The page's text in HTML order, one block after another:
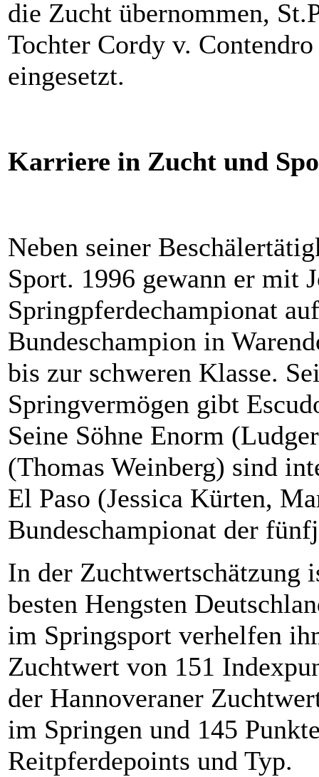
die Zucht übernommen,
Tochter Cordy v.
eingesetzt.
Karriere in Zucht und
Neben seiner
Sport. 1996 gewann er mit
Springpferdechampionat
Bundeschampion in
bis zur schweren Klasse.
Springvermögen gibt
Seine Söhne Enorm
(Thomas Weinberg) sind
El Paso (Jessica Kürten,
Bundeschampionat der
In der Zuchtwertschätzung
besten Hengsten
im Springsport verhelfen
Zuchtwert von 151
der Hannoveraner
im Springen und 145
Reitpferdepoints und Typ.